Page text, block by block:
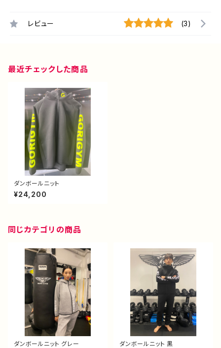
レビュー (3)
最近チェックした商品
ダンボールニット
¥24,200
同じカテゴリの商品
ダンボールニット グレー ダンボールニット 黒